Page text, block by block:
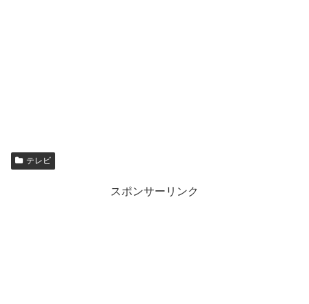
テレビ
スポンサーリンク